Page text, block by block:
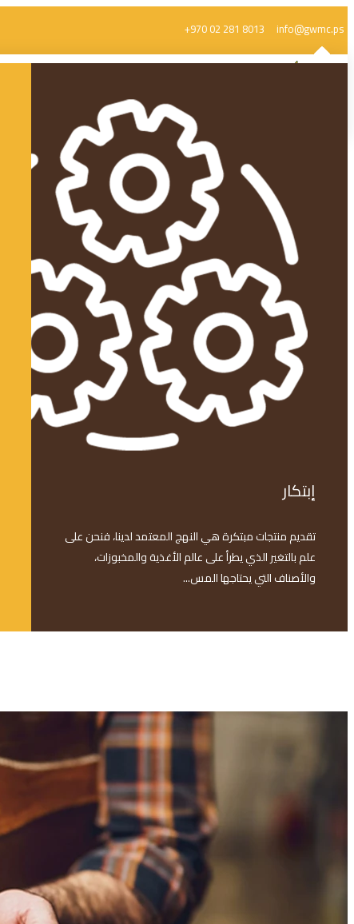
info@gwmc.ps
+970 02 281 8013
إبتكار
تقديم منتجات مبتكرة هي النهج المعتمد لدينا، فنحن على
علم بالتغير الذي يطرأ على عالم الأغذية والمخبوزات،
والأصناف التي يحتاجها المس...